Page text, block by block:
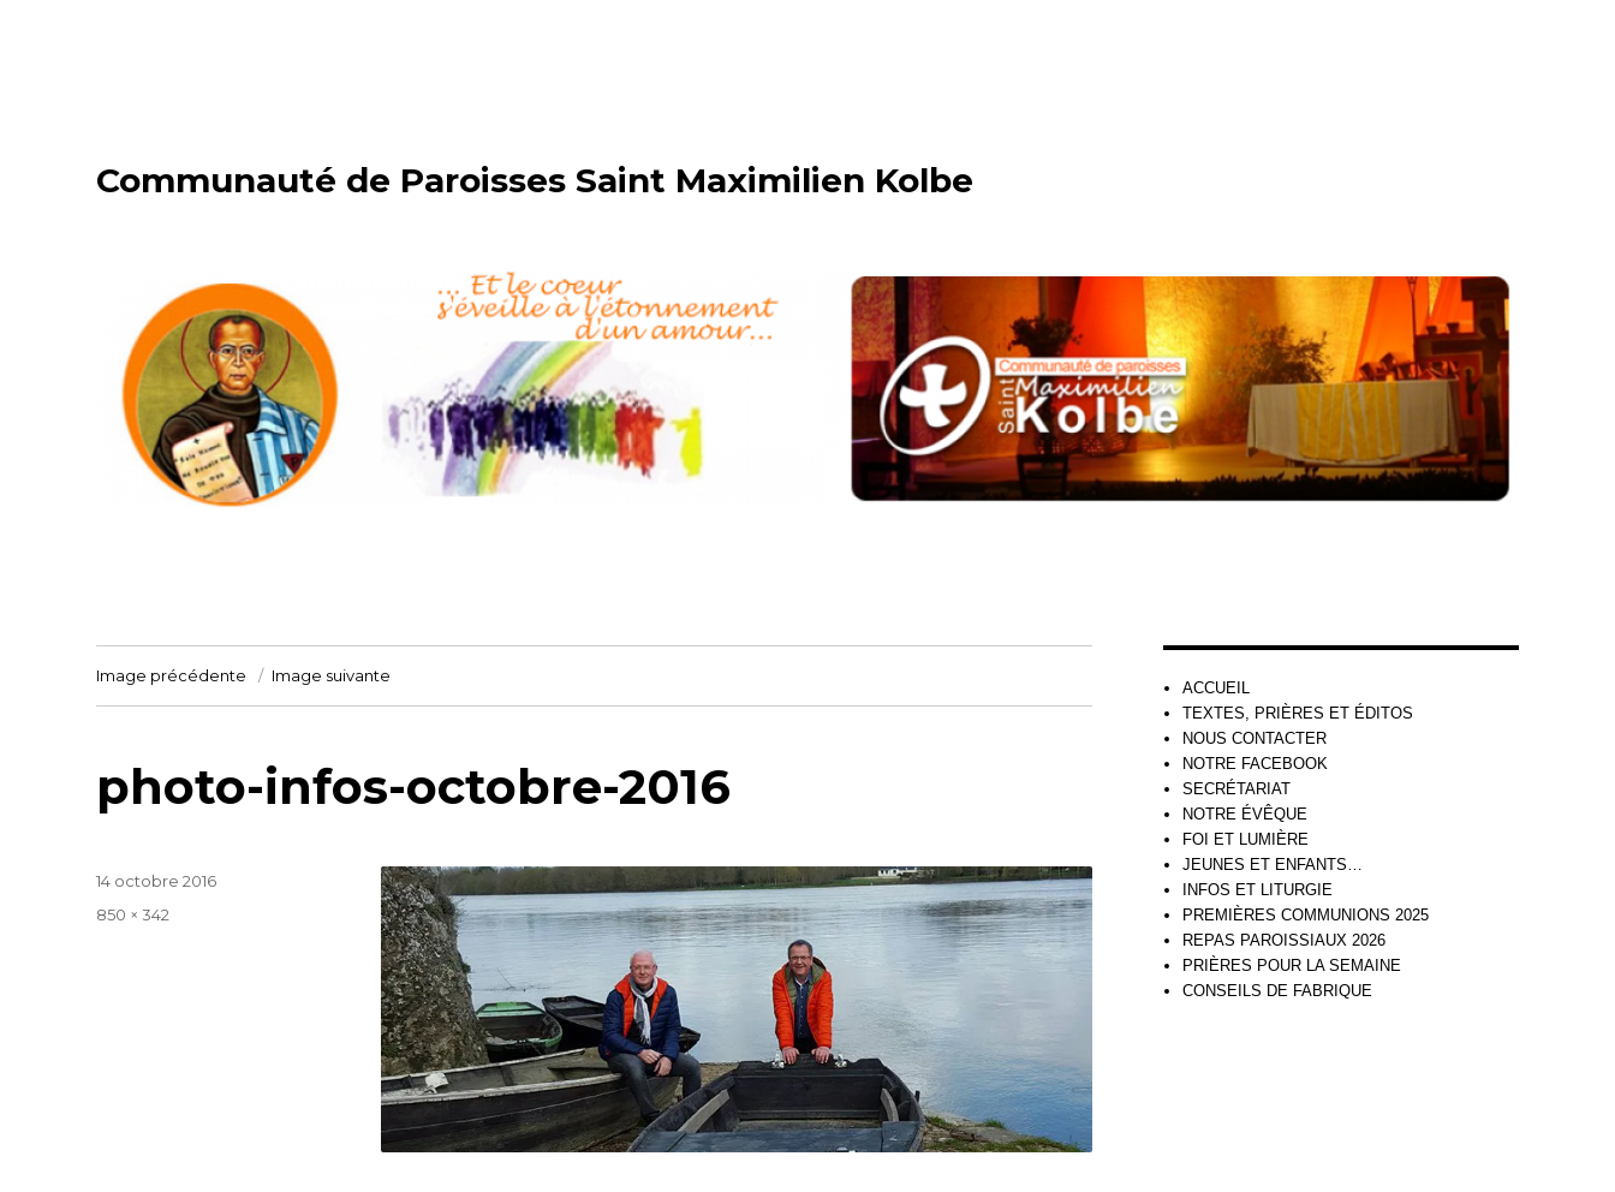
Communauté de Paroisses Saint Maximilien Kolbe
Image précédente Image suivante
photo-infos-octobre-2016
Publié
le
14 octobre 2016
Taille
850 × 342
ACCUEIL
TEXTES, PRIÈRES ET ÉDITOS
NOUS CONTACTER
NOTRE FACEBOOK
SECRÉTARIAT
NOTRE ÉVÊQUE
FOI ET LUMIÈRE
JEUNES ET ENFANTS…
INFOS ET LITURGIE
PREMIÈRES COMMUNIONS 2025
REPAS PAROISSIAUX 2026
PRIÈRES POUR LA SEMAINE
CONSEILS DE FABRIQUE